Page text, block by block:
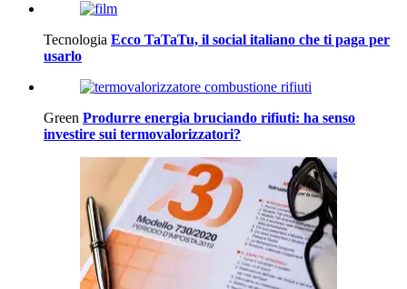
Tecnologia Ecco TaTaTu, il social italiano che ti paga per
usarlo
Green Produrre energia bruciando rifiuti: ha senso
investire sui termovalorizzatori?